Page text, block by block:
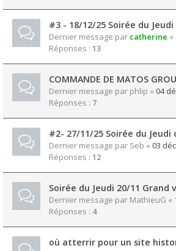
#3 - 18/12/25 Soirée du
Dernier message par catherine «
Réponses : 13
COMMANDE DE MATOS
Dernier message par phlip « 04
Réponses : 7
#2- 27/11/25 Soirée du Jeudi
Dernier message par Seb « 03
Réponses : 12
Soirée du Jeudi 20/11 Grand
Dernier message par MathieuG «
Réponses : 4
où atterrir pour un site